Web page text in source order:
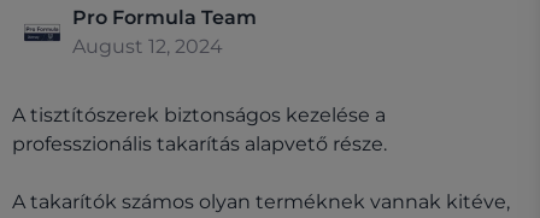
Pro Formula Team
August 12, 2024
A tisztítószerek biztonságos kezelése a
professzionális takarítás alapvető része.
A takarítók számos olyan terméknek vannak kitéve,